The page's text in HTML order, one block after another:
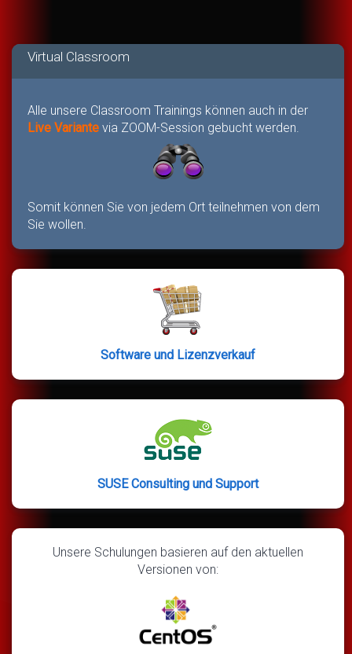
Virtual Classroom
Alle unsere Classroom Trainings können auch in der
Live Variante via ZOOM-Session gebucht werden.
Somit können Sie von jedem Ort teilnehmen von dem
Sie wollen.
Software und Lizenzverkauf
SUSE Consulting und Support
Unsere Schulungen basieren auf den aktuellen
Versionen von: